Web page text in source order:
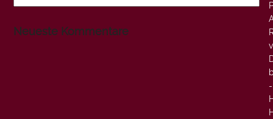
Neueste Kommentare
-